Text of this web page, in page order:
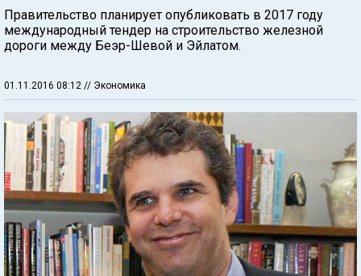
Правительство планирует опубликовать в 2017 году
международный тендер на строительство железной
дороги между Беэр-Шевой и Эйлатом.
01.11.2016 08:12 // Экономика